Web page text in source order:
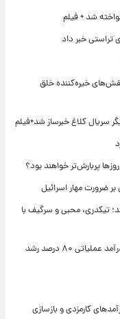
شد + فیلم
تراستی خبر داد
خیره‌کننده خلق
سریال کلاغ خبرساز شد+فیلم
پربارش‌تر خواهند بود؟
بر ضرورت مهار اسرائیل
تیکدری، محبی و سرگیف با
تغییر مثبت در عملکرد مالی بانک صادرات ایران/ درآمد عملیاتی ۸۰ درصد رشد
کارمزدی و بازسازی